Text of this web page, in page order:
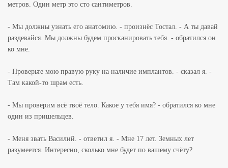
метров. Один метр это сто сантиметров.
- Мы должны узнать его анатомию. - произнёс Тостал. - А ты давай
раздевайся. Мы должны будем просканировать тебя. - обратился он
ко мне.
- Проверьте мою правую руку на наличие имплантов. - сказал я. -
Там какой-то шрам есть.
- Мы проверим всё твоё тело. Какое у тебя имя? - обратился ко мне
один из пришельцев.
- Меня звать Василий. - ответил я. - Мне 17 лет. Земных лет
разумеется. Интересно, сколько мне будет по вашему счёту?